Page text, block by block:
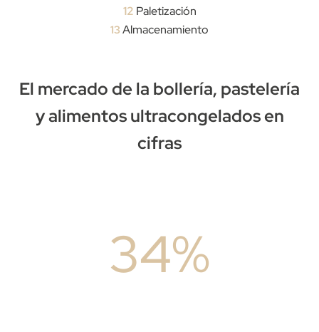
12 Paletización
13 Almacenamiento
El mercado de la bollería, pastelería
y alimentos ultracongelados en
cifras
34%